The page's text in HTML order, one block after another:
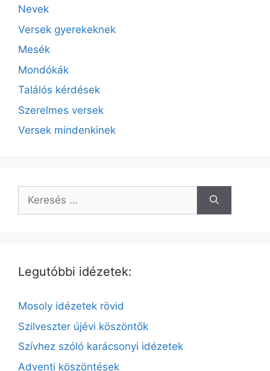
Nevek
Versek gyerekeknek
Mesék
Mondókák
Találós kérdések
Szerelmes versek
Versek mindenkinek
Keresés:
Legutóbbi idézetek:
Mosoly idézetek rövid
Szilveszter újévi köszöntők
Szívhez szóló karácsonyi idézetek
Adventi köszöntések